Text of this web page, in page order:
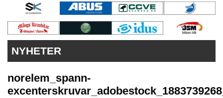
KONTAKT
VÅRA ANDRA MAGASIN
PRENUMERERA
ANNONSERA
NYHETER
norelem_spann-